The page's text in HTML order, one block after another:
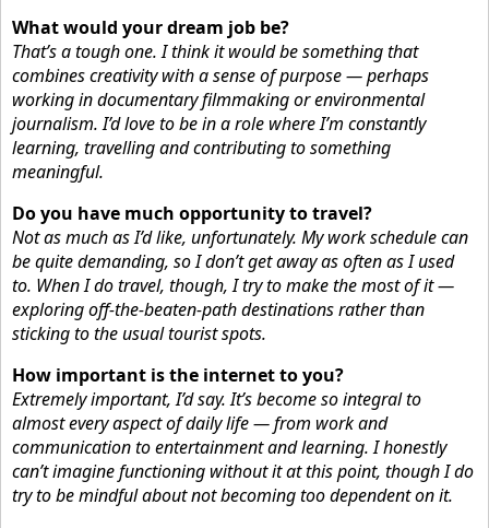
What would your dream job be?
That’s a tough one. I think it would be something that
combines creativity with a sense of purpose — perhaps
working in documentary filmmaking or environmental
journalism. I’d love to be in a role where I’m constantly
learning, travelling and contributing to something
meaningful.
Do you have much opportunity to travel?
Not as much as I’d like, unfortunately. My work schedule can
be quite demanding, so I don’t get away as often as I used
to. When I do travel, though, I try to make the most of it —
exploring off-the-beaten-path destinations rather than
sticking to the usual tourist spots.
How important is the internet to you?
Extremely important, I’d say. It’s become so integral to
almost every aspect of daily life — from work and
communication to entertainment and learning. I honestly
can’t imagine functioning without it at this point, though I do
try to be mindful about not becoming too dependent on it.